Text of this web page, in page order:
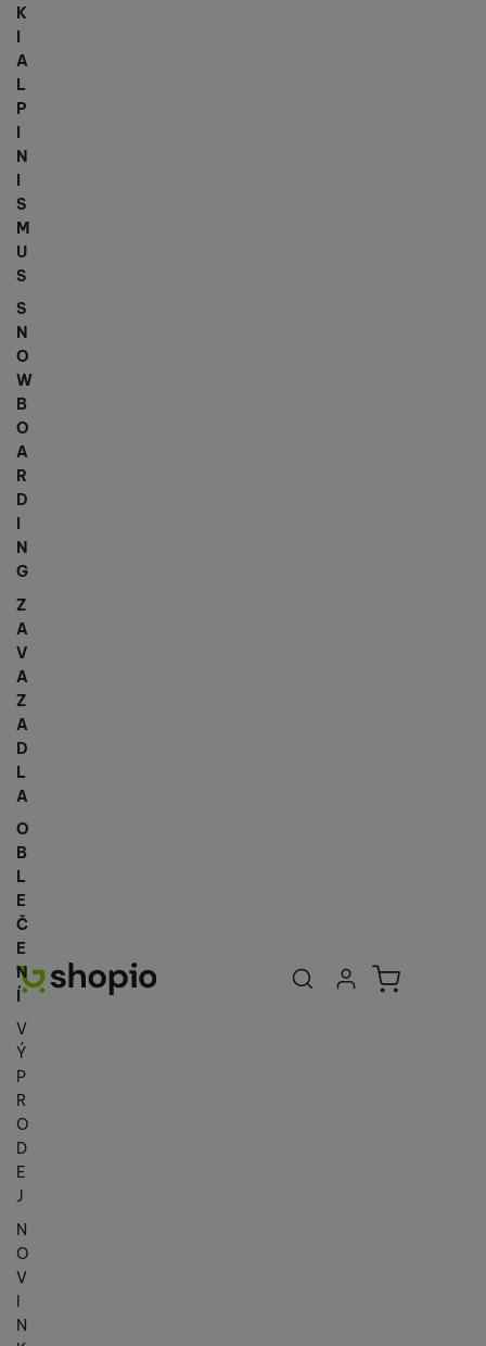
Uživatelská
Přihlásit se
Košík
K
I
A
L
P
I
N
I
S
M
U
S
S
N
O
W
B
O
A
R
D
N
G
Z
A
V
A
Z
A
D
L
A
O
B
L
E
Č
E
N
Í
V
Ý
P
R
O
D
E
J
N
O
V
I
N